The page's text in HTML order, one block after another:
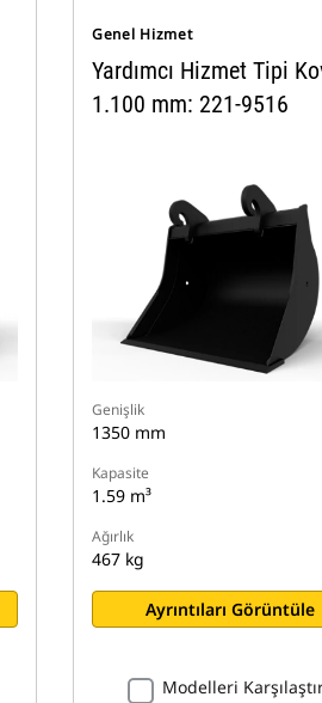
Genel Hizmet
Yardımcı Hizmet Tipi
1.100 mm: 221-9516
Genişlik
1350 mm
Kapasite
1.59 m³
Ağırlık
467 kg
Ayrıntıları Görüntüle
Modelleri